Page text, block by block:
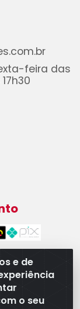
e de
o seu
feira das
- CNPJ
- Parque
660